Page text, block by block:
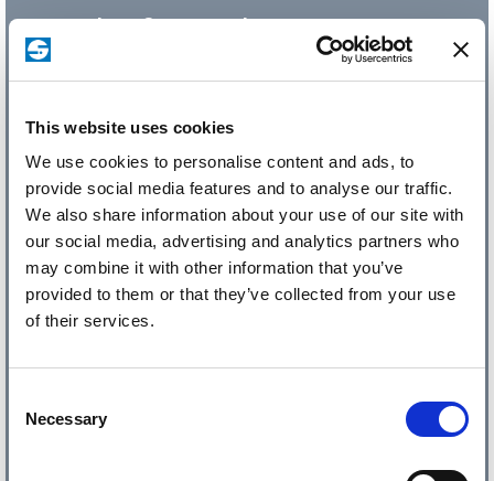
This website uses cookies
We use cookies to personalise content and ads, to
provide social media features and to analyse our traffic.
We also share information about your use of our site with
our social media, advertising and analytics partners who
may combine it with other information that you’ve
provided to them or that they’ve collected from your use
of their services.
Selection
Necessary
Beschriftungslaser
Optionen und Zubehör
Umfangreiches Zubehör und zahlreiche Optionen für vielseitige
Beschriftungsanwendungen erweitern das Schilling
Beschriftungslaser Portfolio. Erhältlich sind z. B.
Absauganlagen, Rotationsachsen, Prüfsysteme,
Datenanbindungen,sowie Achsen und Handlingsysteme: